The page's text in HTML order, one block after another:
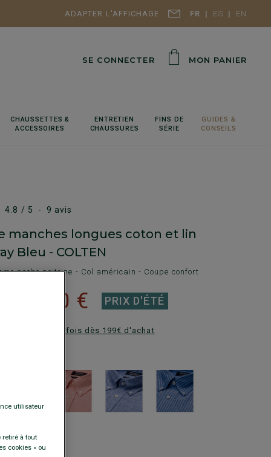
FR ES EN
ADAPTER L'AFFICHAGE
SE CONNECTER MON PANIER
CHAUSSETTES &
ACCESSOIRES
ENTRETIEN
CHAUSSURES
FINS DE
SÉRIE
GUIDES &
CONSEILS
4.8 / 5 - 9 avis
manches longues coton et lin
Bleu - COLTEN
poche poitrine - Col américain - Coupe confort
32,00 € PRIX D'ÉTÉ
en plusieurs fois dès 199€ d'achat
utilisateur
à tout
cookies » ou